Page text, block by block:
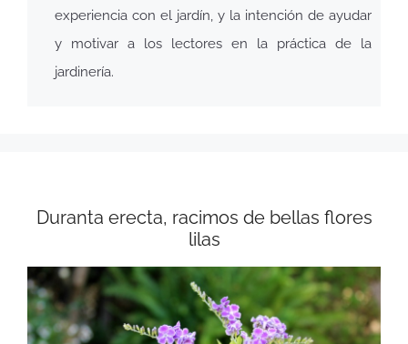
experiencia con el jardín, y la intención de ayudar
y motivar a los lectores en la práctica de la
jardinería.
Duranta erecta, racimos de bellas flores
lilas